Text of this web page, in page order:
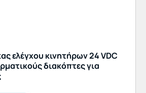
ελέγχου κινητήρων 24 VDC
διακόπτες για